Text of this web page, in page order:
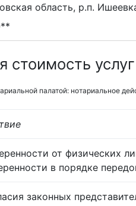
область, р.п.
стоимость
палатой: нотариальное
от физических
в порядке
законных